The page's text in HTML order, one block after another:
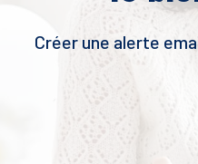
Créer une alerte